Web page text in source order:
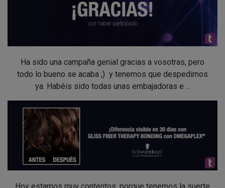
Ha sido una campaña genial gracias a vosotras, pero
todo lo bueno se acaba ;) y tenemos que despedirnos
ya. Habéis sido todas unas embajadoras e ...